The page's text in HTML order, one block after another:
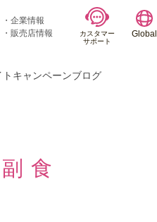
カスタマー
サポート
Global
キャンペーンブログ
企業情報
販売店情報
食